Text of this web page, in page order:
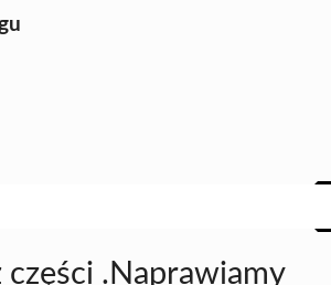
części .Naprawiamy